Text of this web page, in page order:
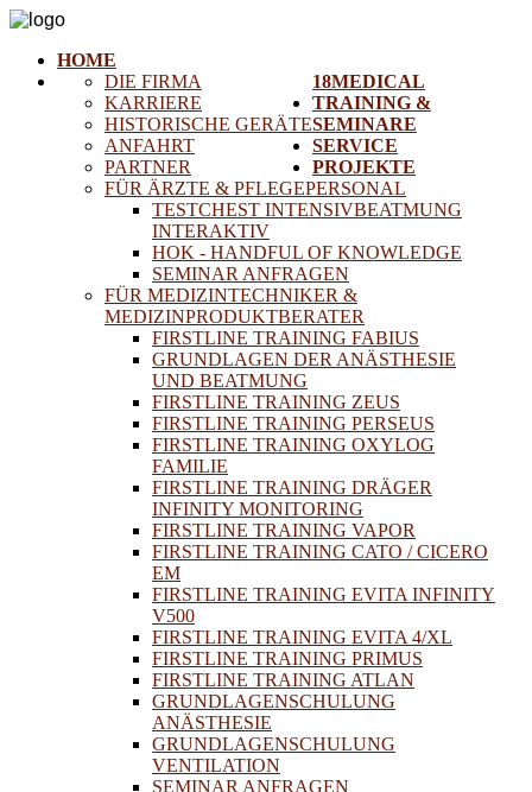
HOME
18MEDICAL
DIE FIRMA
KARRIERE
HISTORISCHE GERÄTE
ANFAHRT
PARTNER
TRAINING &
SEMINARE
FÜR ÄRZTE & PFLEGEPERSONAL
TESTCHEST INTENSIVBEATMUNG
INTERAKTIV
HOK - HANDFUL OF KNOWLEDGE
SEMINAR ANFRAGEN
FÜR MEDIZINTECHNIKER &
MEDIZINPRODUKTBERATER
FIRSTLINE TRAINING FABIUS
GRUNDLAGEN DER ANÄSTHESIE
UND BEATMUNG
FIRSTLINE TRAINING ZEUS
FIRSTLINE TRAINING PERSEUS
FIRSTLINE TRAINING OXYLOG
FAMILIE
FIRSTLINE TRAINING DRÄGER
INFINITY MONITORING
FIRSTLINE TRAINING VAPOR
FIRSTLINE TRAINING CATO / CICERO
EM
FIRSTLINE TRAINING EVITA INFINITY
V500
FIRSTLINE TRAINING EVITA 4/XL
FIRSTLINE TRAINING PRIMUS
FIRSTLINE TRAINING ATLAN
GRUNDLAGENSCHULUNG
ANÄSTHESIE
GRUNDLAGENSCHULUNG
VENTILATION
SEMINAR ANFRAGEN
SERVICE
PROJEKTE